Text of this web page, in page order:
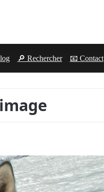
🔎 Rechercher 📧 Contact